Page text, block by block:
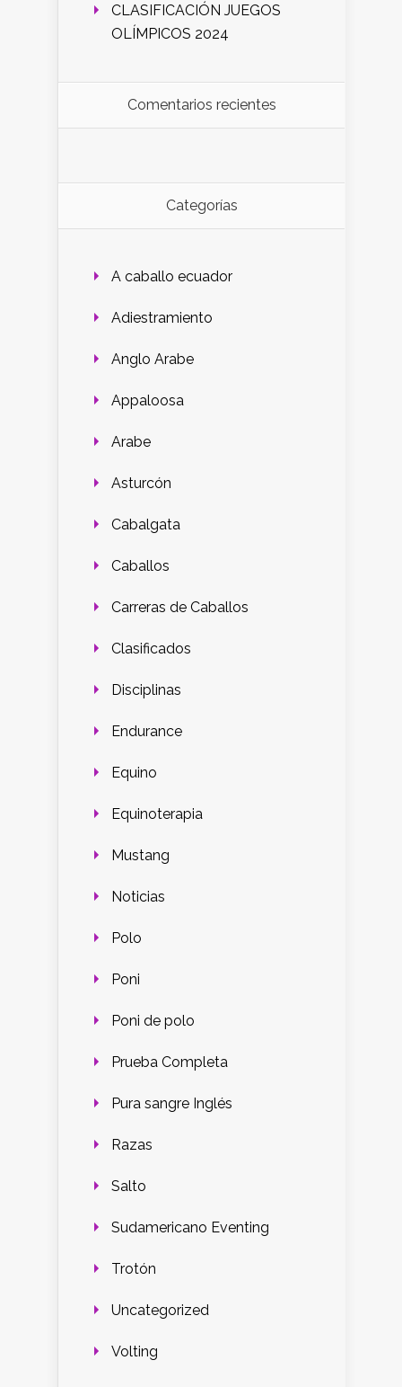
CLASIFICACIÓN JUEGOS
OLÍMPICOS 2024
Comentarios recientes
Categorías
A caballo ecuador
Adiestramiento
Anglo Arabe
Appaloosa
Arabe
Asturcón
Cabalgata
Caballos
Carreras de Caballos
Clasificados
Disciplinas
Endurance
Equino
Equinoterapia
Mustang
Noticias
Polo
Poni
Poni de polo
Prueba Completa
Pura sangre Inglés
Razas
Salto
Sudamericano Eventing
Trotón
Uncategorized
Volting